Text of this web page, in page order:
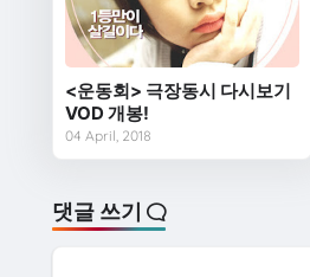
<운동회> 극장동시 다시보기
VOD 개봉!
04 April, 2018
댓글 쓰기